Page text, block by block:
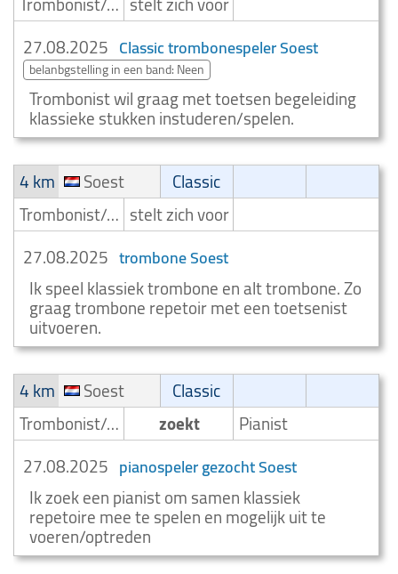
27.08.2025 Classic trombonespeler Soest
belanbgstelling in een band: Neen
Trombonist wil graag met toetsen begeleiding
klassieke stukken instuderen/spelen.
4 km
Soest
Classic
Trombonist/Trombonespeler stelt zich voor
27.08.2025 trombone Soest
Ik speel klassiek trombone en alt trombone. Zo
graag trombone repetoir met een toetsenist
uitvoeren.
4 km
Soest
Classic
Trombonist/Trombonespeler
zoekt
Pianist
27.08.2025 pianospeler gezocht Soest
Ik zoek een pianist om samen klassiek
repetoire mee te spelen en mogelijk uit te
voeren/optreden